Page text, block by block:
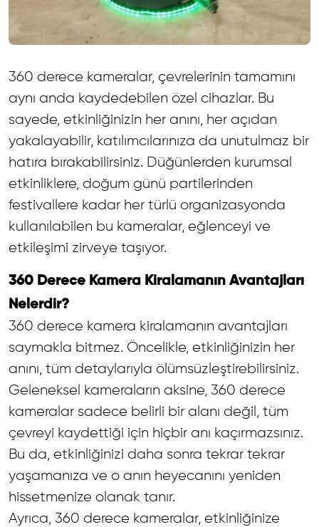
360 derece kameralar, çevrelerinin tamamını
aynı anda kaydedebilen özel cihazlar. Bu
sayede, etkinliğinizin her anını, her açıdan
yakalayabilir, katılımcılarınıza da unutulmaz bir
hatıra bırakabilirsiniz. Düğünlerden kurumsal
etkinliklere, doğum günü partilerinden
festivallere kadar her türlü organizasyonda
kullanılabilen bu kameralar, eğlenceyi ve
etkileşimi zirveye taşıyor.
360 Derece Kamera Kiralamanın Avantajları
Nelerdir?
360 derece kamera kiralamanın avantajları
saymakla bitmez. Öncelikle, etkinliğinizin her
anını, tüm detaylarıyla ölümsüzleştirebilirsiniz.
Geleneksel kameraların aksine, 360 derece
kameralar sadece belirli bir alanı değil, tüm
çevreyi kaydettiği için hiçbir anı kaçırmazsınız.
Bu da, etkinliğinizi daha sonra tekrar tekrar
yaşamanıza ve o anın heyecanını yeniden
hissetmenize olanak tanır.
Ayrıca, 360 derece kameralar, etkinliğinize